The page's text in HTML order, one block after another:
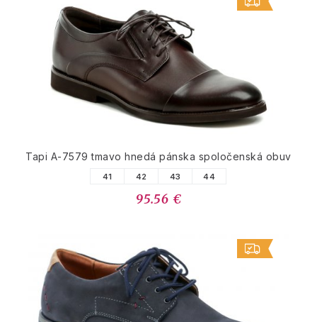
Tapi A-7579 tmavo hnedá pánska spoločenská obuv
41 42 43 44
95.56 €